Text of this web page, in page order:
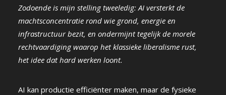
Zodoende is mijn stelling tweeledig: AI versterkt de
machtsconcentratie rond wie grond, energie en
infrastructuur bezit, en ondermijnt tegelijk de morele
rechtvaardiging waarop het klassieke liberalisme rust,
het idee dat hard werken loont.
AI kan productie efficiënter maken, maar de fysieke